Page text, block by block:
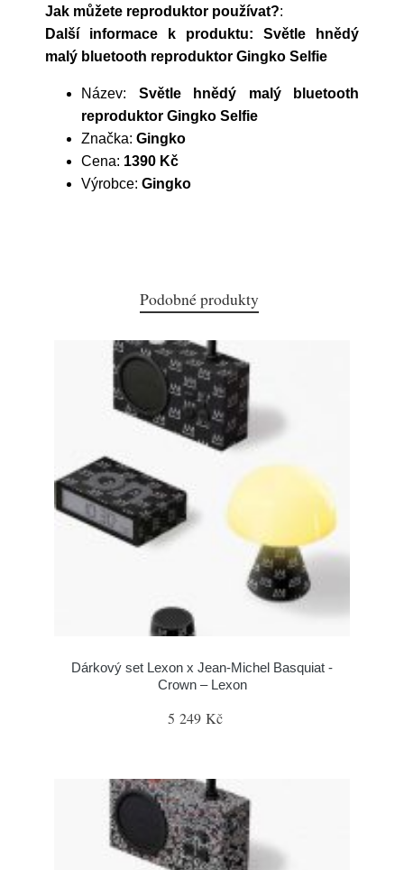
Jak můžete reproduktor používat?:
Další informace k produktu: Světle hnědý
malý bluetooth reproduktor Gingko Selfie
Název: Světle hnědý malý bluetooth
reproduktor Gingko Selfie
Značka: Gingko
Cena: 1390 Kč
Výrobce: Gingko
Podobné produkty
Dárkový set Lexon x Jean-Michel Basquiat -
Crown – Lexon
5 249 Kč